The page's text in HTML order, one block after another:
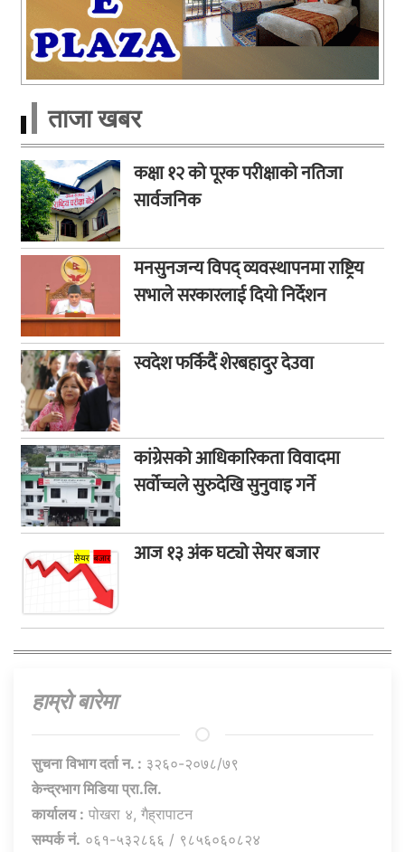
ताजा खबर
कक्षा १२ को पूरक परीक्षाको नतिजा
सार्वजनिक
मनसुनजन्य विपद् व्यवस्थापनमा राष्ट्रिय
सभाले सरकारलाई दियो निर्देशन
स्वदेश फर्किदैं शेरबहादुर देउवा
कांग्रेसको आधिकारिकता विवादमा
सर्वोच्चले सुरुदेखि सुनुवाइ गर्ने
आज १३ अंक घट्यो सेयर बजार
हाम्राे बारेमा
सुचना विभाग दर्ता न. : ३२६०-२०७८/७९
केन्द्रभाग मिडिया प्रा.लि.
कार्यालय : पोखरा ४, गैह्रापाटन
सम्पर्क नं. ०६१-५३२८६६ / ९८५६०६०८२४